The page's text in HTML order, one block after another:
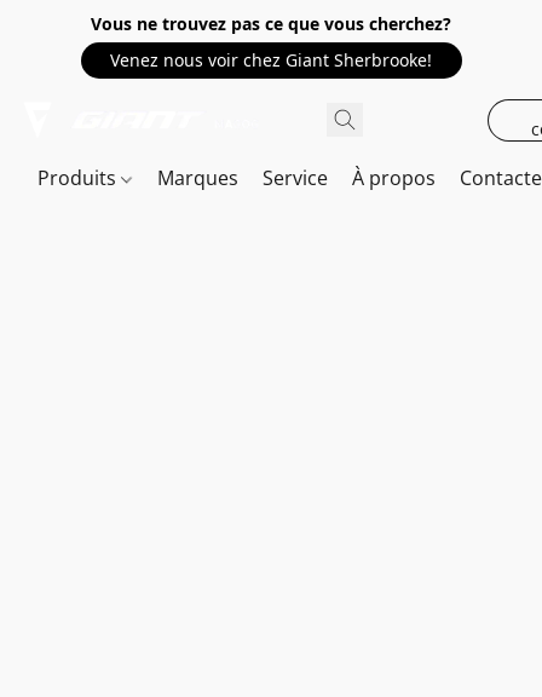
Vous ne trouvez pas ce que vous cherchez?
Venez nous voir chez Giant Sherbrooke!
Produits Marques Service À propos